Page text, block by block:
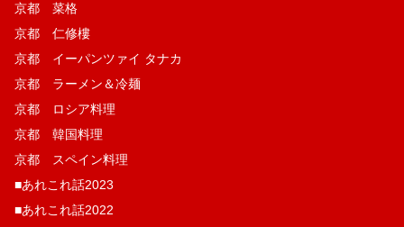
京都 菜格
京都 仁修樓
京都 イーパンツァイ タナカ
京都 ラーメン＆冷麺
京都 ロシア料理
京都 韓国料理
京都 スペイン料理
■あれこれ話2023
■あれこれ話2022